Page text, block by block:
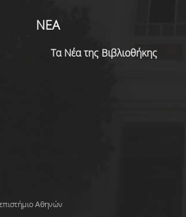
ΝΕΑ
Τα Νέα της Βιβλιοθήκης
Αθηνών